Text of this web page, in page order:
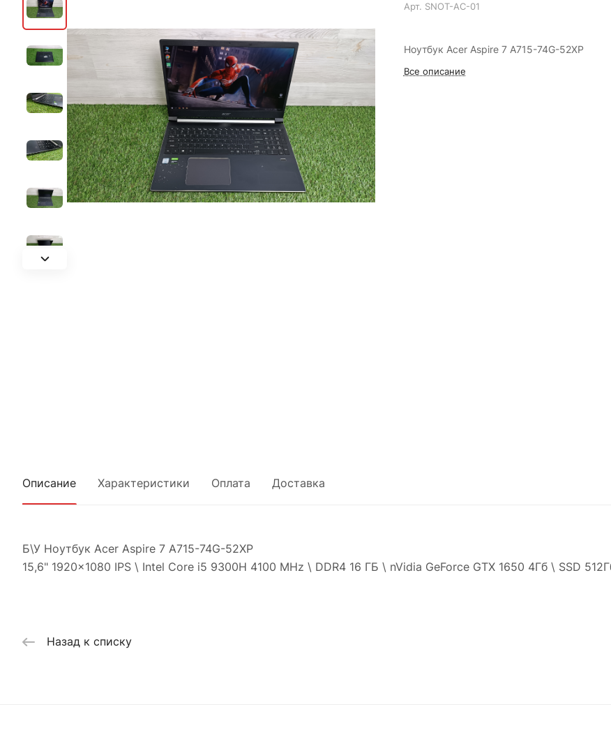
Арт. SNOT-AC-01
Ноутбук Acer Aspire 7 A715-74G-52XP
Все описание
Описание Характеристики Оплата Доставка
Б\У Ноутбук Acer Aspire 7 A715-74G-52XP
15,6" 1920x1080 IPS \ Intel Core i5 9300H 4100 MHz \ DDR4 16 ГБ \ nVidia GeForce GTX 1650 4Гб \ SSD
Назад к списку